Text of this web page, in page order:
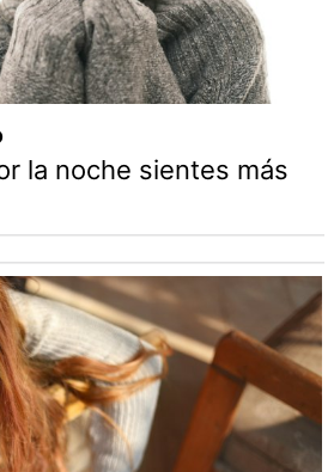
la noche sientes más